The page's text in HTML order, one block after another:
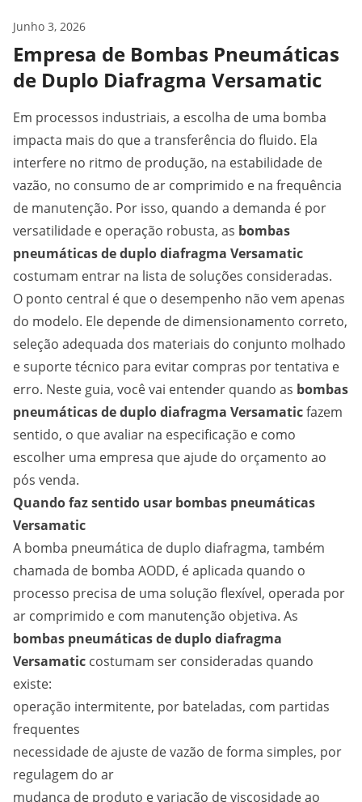
Junho 3, 2026
Empresa de Bombas Pneumáticas
de Duplo Diafragma Versamatic
Em processos industriais, a escolha de uma bomba
impacta mais do que a transferência do fluido. Ela
interfere no ritmo de produção, na estabilidade de
vazão, no consumo de ar comprimido e na frequência
de manutenção. Por isso, quando a demanda é por
versatilidade e operação robusta, as bombas
pneumáticas de duplo diafragma Versamatic
costumam entrar na lista de soluções consideradas.
O ponto central é que o desempenho não vem apenas
do modelo. Ele depende de dimensionamento correto,
seleção adequada dos materiais do conjunto molhado
e suporte técnico para evitar compras por tentativa e
erro. Neste guia, você vai entender quando as bombas
pneumáticas de duplo diafragma Versamaticfazem
sentido, o que avaliar na especificação e como
escolher uma empresa que ajude do orçamento ao
pós venda.
Quando faz sentido usar bombas pneumáticas
Versamatic
A bomba pneumática de duplo diafragma, também
chamada de bomba AODD, é aplicada quando o
processo precisa de uma solução flexível, operada por
ar comprimido e com manutenção objetiva. As
bombas pneumáticas de duplo diafragma
Versamatic costumam ser consideradas quando
existe:
operação intermitente, por bateladas, com partidas
frequentes
necessidade de ajuste de vazão de forma simples, por
regulagem do ar
mudança de produto e variação de viscosidade ao